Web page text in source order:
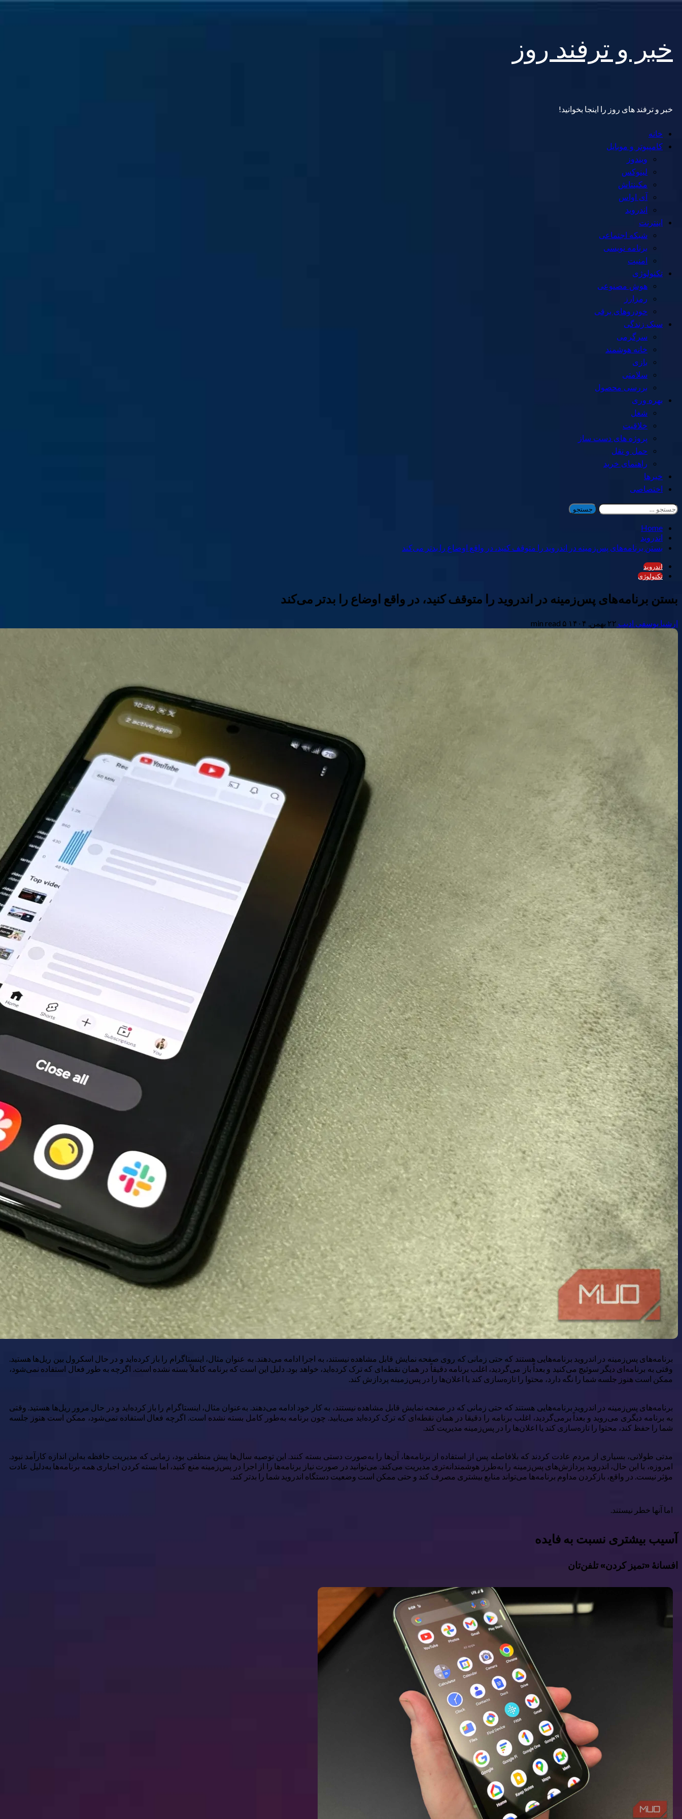
content
خبر و ترفند روز
خبر و ترفند های روز را اینجا بخوانید!
Primary
Menu
خانه
کامپیوتر و موبایل
ویندوز
لینوکس
مکینتاش
آی اواس
اندروید
اینترنت
شبکه اجتماعی
برنامه نویسی
امنیت
تکنولوژی
هوش مصنوعی
رمزارز
خودروهای برقی
سبک زندگی
سرگرمی
خانه هوشمند
بازی
سلامتی
بررسی محصول
بهره وری
شغل
خلاقیت
پروژه های دست ساز
حمل و نقل
راهنمای خرید
خبرها
اختصاصی
جستجو
برای:
Home
اندروید
بستن برنامه‌های پس‌زمینه در اندروید را متوقف کنید، در واقع اوضاع را بدتر می‌کند
اندروید
تکنولوژی
بستن برنامه‌های پس‌زمینه در اندروید را متوقف کنید، در واقع اوضاع را بدتر می‌کند
ارشیا یوسفی ادیب ۲۲ بهمن, ۱۴۰۴ ۵ min read
برنامه‌های پس‌زمینه در اندروید برنامه‌هایی هستند که حتی زمانی که روی صفحه نمایش قابل مشاهده نیستند، به اجرا ادامه می‌دهند. به عنوان مثال، اینستاگرام را باز کرده‌اید و در حال اسکرول بین ریل‌ها هستید.
وقتی به برنامه‌ای دیگر سوئیچ می‌کنید و بعداً باز می‌گردید، اغلب برنامه دقیقاً در همان نقطه‌ای که ترک کرده‌اید، خواهد بود. دلیل این است که برنامه کاملاً بسته نشده است. اگرچه به‌ طور فعال استفاده نمی‌شود،
ممکن است هنوز جلسه شما را نگه دارد، محتوا را تازه‌سازی کند یا اعلان‌ها را در پس‌زمینه پردازش کند.
برنامه‌های پس‌زمینه در اندروید برنامه‌هایی هستند که حتی زمانی که در صفحه نمایش قابل مشاهده نیستند، به کار خود ادامه می‌دهند. به‌عنوان مثال، اینستاگرام را باز کرده‌اید و در حال مرور ریل‌ها هستید. وقتی
به برنامه دیگری می‌روید و بعداً برمی‌گردید، اغلب برنامه را دقیقا در همان نقطه‌ای که ترک کرده‌اید می‌یابید. چون برنامه به‌طور کامل بسته نشده است. اگرچه فعال استفاده نمی‌شود، ممکن است هنوز جلسه
شما را حفظ کند، محتوا را تازه‌سازی کند یا اعلان‌ها را در پس‌زمینه مدیریت کند.
مدتی طولانی، بسیاری از مردم عادت کردند که بلافاصله پس از استفاده از برنامه‌ها، آن‌ها را به‌صورت دستی بسته کنند. این توصیه سال‌ها پیش منطقی بود، زمانی که مدیریت حافظه به‌این اندازه کارآمد نبود.
امروزه، با این حال، اندروید پردازش‌های پس‌زمینه را به‌طرز هوشمندانه‌تری مدیریت می‌کند. می‌توانید در صورت نیاز برنامه‌ها را از اجرا در پس‌زمینه منع کنید، اما بسته کردن اجباری همه برنامه‌ها به‌دلیل عادت
مؤثر نیست. در واقع، بازکردن مداوم برنامه‌ها می‌تواند منابع بیشتری مصرف کند و حتی ممکن است وضعیت دستگاه اندروید شما را بدتر کند.
اما آنها خطر نیستند.
آسیب بیشتری نسبت به فایده
افسانهٔ «تمیز کردن» تلفن‌تان